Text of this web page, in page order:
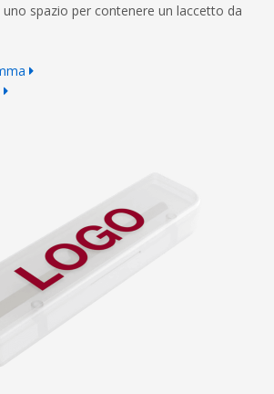
spazio per contenere un laccetto da